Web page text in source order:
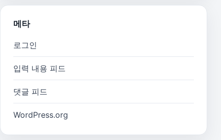
메타
로그인
입력 내용 피드
댓글 피드
WordPress.org